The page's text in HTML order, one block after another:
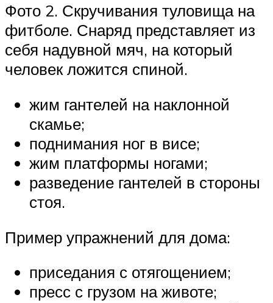
Фото 2. Скручивания туловища на
фитболе. Снаряд представляет из
себя надувной мяч, на который
человек ложится спиной.
жим гантелей на наклонной
скамье;
поднимания ног в висе;
жим платформы ногами;
разведение гантелей в стороны
стоя.
Пример упражнений для дома:
приседания с отягощением;
пресс с грузом на животе;